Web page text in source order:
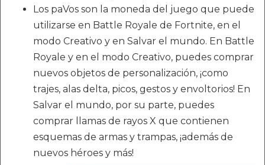
Los paVos son la moneda del juego que puede
utilizarse en Battle Royale de Fortnite, en el
modo Creativo y en Salvar el mundo. En Battle
Royale y en el modo Creativo, puedes comprar
nuevos objetos de personalización, ¡como
trajes, alas delta, picos, gestos y envoltorios! En
Salvar el mundo, por su parte, puedes
comprar llamas de rayos X que contienen
esquemas de armas y trampas, ¡además de
nuevos héroes y más!